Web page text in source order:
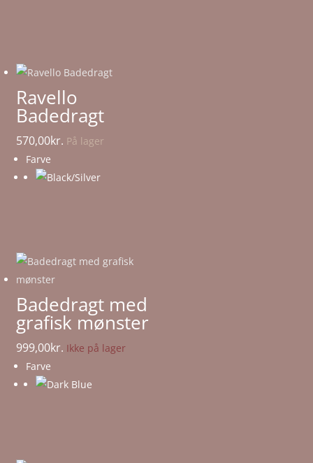
Ravello
Badedragt
570,00kr. På lager
Farve
Badedragt med
grafisk mønster
999,00kr. Ikke på lager
Farve